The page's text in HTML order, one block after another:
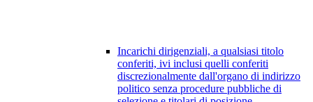
Incarichi dirigenziali, a qualsiasi titolo
conferiti, ivi inclusi quelli conferiti
discrezionalmente dall'organo di indirizzo
politico senza procedure pubbliche di